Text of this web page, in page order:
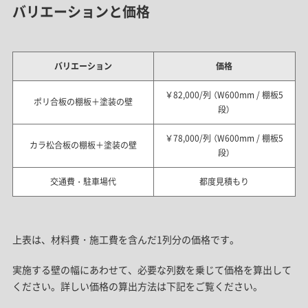
バリエーションと価格
バリエーション 価格
ポリ合板の棚板＋塗装の壁
￥82,000/列 （W600mm / 棚板5
段）
カラ松合板の棚板＋塗装の壁
￥78,000/列 （W600mm / 棚板5
段）
交通費・駐車場代 都度見積もり
上表は、材料費・施工費を含んだ1列分の価格です。
実施する壁の幅にあわせて、必要な列数を乗じて価格を算出して
ください。詳しい価格の算出方法は下記をご覧ください。